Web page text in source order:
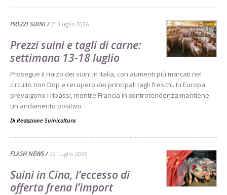
PREZZI SUINI 21 Luglio 2026
Prezzi suini e tagli di carne:
settimana 13-18 luglio
Prosegue il rialzo dei suini in Italia, con aumenti più marcati nel
circuito non Dop e recupero dei principali tagli freschi. In Europa
prevalgono i ribassi, mentre Francia in controtendenza mantiene
un andamento positivo
Di Redazione Suinicoltura -
FLASH NEWS 20 Luglio 2026
Suini in Cina, l’eccesso di
offerta frena l’import